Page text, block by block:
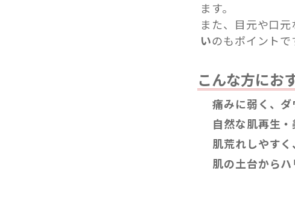
ます。
また、目元や口元
いのもポイントで
こんな方にお
痛みに弱く、
自然な肌再生
肌荒れしやす
肌の土台から